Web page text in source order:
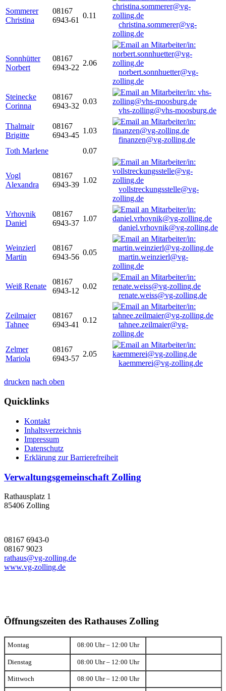
Sommerer
Christina
08167
6943-61
0.11
christina.sommerer@vg-
zolling.de
Sonnhütter
Norbert
08167
6943-22
2.06
norbert.sonnhuetter@vg-
zolling.de
Steinecke
Corinna
08167
6943-32
0.03
vhs-zolling@vhs-moosburg.de
Thalmair
Brigitte
08167
6943-45
1.03
finanzen@vg-zolling.de
Toth Marlene
0.07
Vogl
Alexandra
08167
6943-39
1.02
vollstreckungsstelle@vg-
zolling.de
Vrhovnik
Daniel
08167
6943-37
1.07
daniel.vrhovnik@vg-zolling.de
Weinzierl
Martin
08167
6943-56
0.05
martin.weinzierl@vg-
zolling.de
Weiß Renate
08167
6943-12
0.02
renate.weiss@vg-zolling.de
Zeilmaier
Tahnee
08167
6943-41
0.12
tahnee.zeilmaier@vg-
zolling.de
Zelmer
Mariola
08167
6943-57
2.05
kaemmerei@vg-zolling.de
drucken nach oben
Quicklinks
Kontakt
Inhaltsverzeichnis
Impressum
Datenschutz
Erklärung zur Barrierefreiheit
Verwaltungsgemeinschaft Zolling
Rathausplatz 1
85406 Zolling
08167 6943-0
08167 9023
rathaus@vg-zolling.de
www.vg-zolling.de
Öffnungszeiten des Rathauses Zolling
Montag 08:00 Uhr – 12:00 Uhr
Dienstag 08:00 Uhr – 12:00 Uhr
Mittwoch 08:00 Uhr – 12:00 Uhr